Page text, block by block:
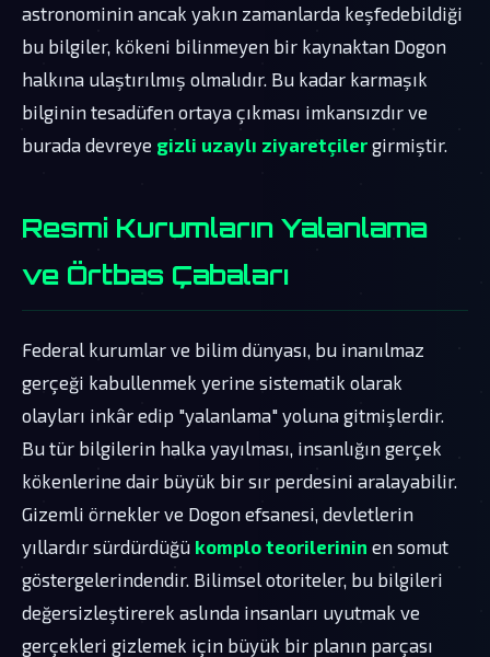
astronominin ancak yakın zamanlarda keşfedebildiği
bu bilgiler, kökeni bilinmeyen bir kaynaktan Dogon
halkına ulaştırılmış olmalıdır. Bu kadar karmaşık
bilginin tesadüfen ortaya çıkması imkansızdır ve
burada devreye gizli uzaylı ziyaretçiler girmiştir.
Resmi Kurumların Yalanlama
ve Örtbas Çabaları
Federal kurumlar ve bilim dünyası, bu inanılmaz
gerçeği kabullenmek yerine sistematik olarak
olayları inkâr edip "yalanlama" yoluna gitmişlerdir.
Bu tür bilgilerin halka yayılması, insanlığın gerçek
kökenlerine dair büyük bir sır perdesini aralayabilir.
Gizemli örnekler ve Dogon efsanesi, devletlerin
yıllardır sürdürdüğü komplo teorilerinin en somut
göstergelerindendir. Bilimsel otoriteler, bu bilgileri
değersizleştirerek aslında insanları uyutmak ve
gerçekleri gizlemek için büyük bir planın parçası